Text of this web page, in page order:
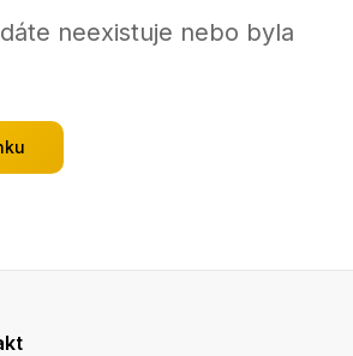
neexistuje nebo byla